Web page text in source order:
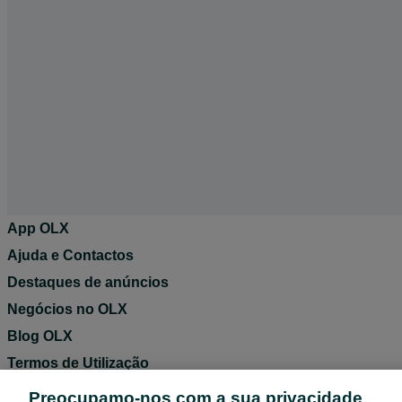
App OLX
Ajuda e Contactos
Destaques de anúncios
Negócios no OLX
Blog OLX
Termos de Utilização
Política de Privacidade
Preocupamo-nos com a sua privacidade